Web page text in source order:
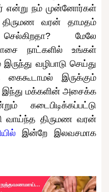
என்று நம் முன்னோர்கள்
வரன் தாமதம்
மேலே
நாட்களில் உங்கள்
வழிபாடு செய்து
இருக்கும்
இந்து மக்களின் அசைக்க
கடைபிடிக்கப்பட்டு
வாய்ந்த திருமண வரன்
இன்றே இலவசமாக